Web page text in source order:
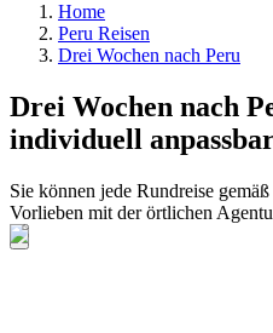
Home
Peru Reisen
Drei Wochen nach Peru
Drei Wochen nach
individuell
Sie können jede Rundreise
Vorlieben mit der örtlichen